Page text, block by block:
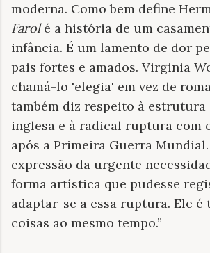
moderna. Como bem define
Farolé a história de um
infância. É um lamento de dor
pais fortes e amados. Virginia
chamá-lo 'elegia' em vez de
também diz respeito à estrutura
inglesa e à radical ruptura com
após a Primeira Guerra Mundial.
expressão da urgente
forma artística que pudesse
adaptar-se a essa ruptura. Ele é
coisas ao mesmo tempo.”